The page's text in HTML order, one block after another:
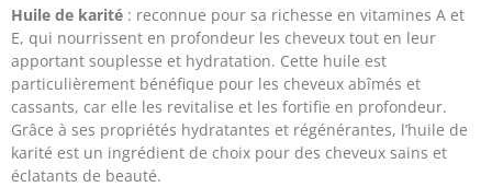
Huile de karité : reconnue pour sa richesse en vitamines A et
E, qui nourrissent en profondeur les cheveux tout en leur
apportant souplesse et hydratation. Cette huile est
particulièrement bénéfique pour les cheveux abîmés et
cassants, car elle les revitalise et les fortifie en profondeur.
Grâce à ses propriétés hydratantes et régénérantes, l’huile de
karité est un ingrédient de choix pour des cheveux sains et
éclatants de beauté.